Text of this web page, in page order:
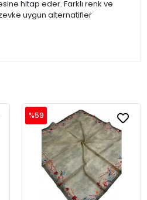
hitap eder. Farklı renk ve
uygun alternatifler
%59